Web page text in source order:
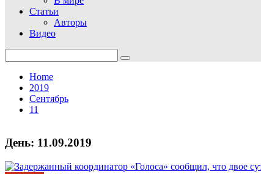
Статьи
Авторы
Видео
for:
Home
2019
Сентябрь
11
День: 11.09.2019